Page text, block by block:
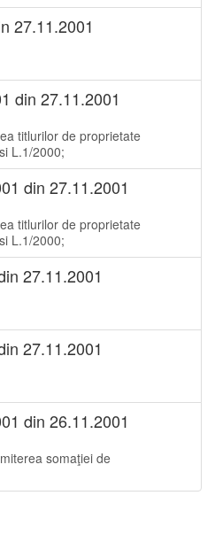
27.11.2001
din 27.11.2001
titlurilor de proprietate
L.1/2000;
din 27.11.2001
titlurilor de proprietate
L.1/2000;
27.11.2001
27.11.2001
din 26.11.2001
somaţiei de